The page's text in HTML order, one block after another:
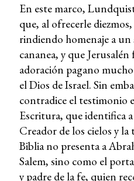
En este marco,
que, al ofrecerle
rindiendo homenaje a un
cananea, y que
adoración pagano
el Dios de Israel. Sin
contradice el testimonio
Escritura, que identifica
Creador de los cielos y
Biblia no presenta a
Salem, sino como el
y padre de la fe, quien